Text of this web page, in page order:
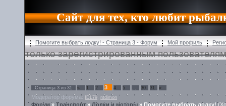
Сайт для тех, кто любит
Помогите выбрать лодку! - Страница 3 - Форум Мой профиль
только зарегистрированным
Страница 3 из 31 « 1 2 3 4 5 … 30 31 »
Модератор форума: IDL79 ntdimon
Форум» Транспорт » Лодки и моторы »Помогите выбрать лодку!